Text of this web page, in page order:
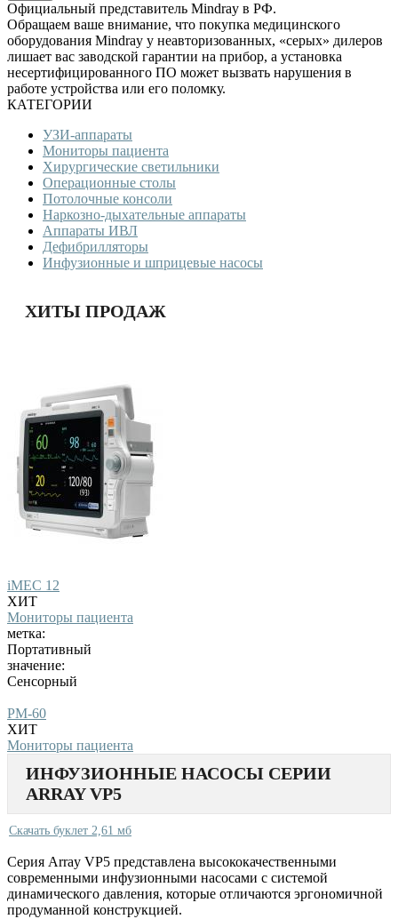
Официальный представитель Mindray в РФ.
Обращаем ваше внимание, что покупка медицинского
оборудования Mindray у неавторизованных, «серых» дилеров
лишает вас заводской гарантии на прибор, а установка
несертифицированного ПО может вызвать нарушения в
работе устройства или его поломку.
КАТЕГОРИИ
УЗИ-аппараты
Мониторы пациента
Хирургические светильники
Операционные столы
Потолочные консоли
Наркозно-дыхательные аппараты
Аппараты ИВЛ
Дефибрилляторы
Инфузионные и шприцевые насосы
ХИТЫ ПРОДАЖ
iMEC 12
ХИТ
Мониторы пациента
метка:
Портативный
значение:
Сенсорный
PM-60
ХИТ
Мониторы пациента
ИНФУЗИОННЫЕ НАСОСЫ СЕРИИ
ARRAY VP5
Скачать буклет 2,61 мб
Серия Array VP5 представлена высококачественными
современными инфузионными насосами с системой
динамического давления, которые отличаются эргономичной
продуманной конструкцией.